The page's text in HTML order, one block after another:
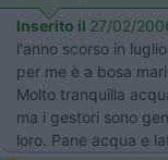
Inserito il 27/02/
l'anno scorso in
per me è a bosa
Molto tranquilla
ma i gestori sono
loro. Pane acqua e